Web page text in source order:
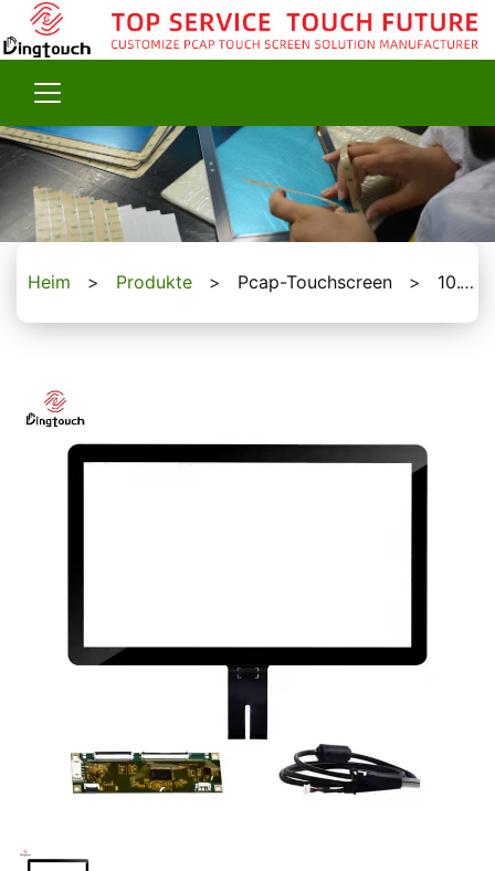
Heim > Produkte > Pcap-Touchscreen > 10.1 To 65-Zoll-Touchscreen